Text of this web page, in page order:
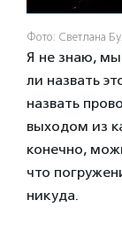
Фото: Светлана
Я не знаю,
ли назвать
назвать
выходом из
конечно,
что
никуда.